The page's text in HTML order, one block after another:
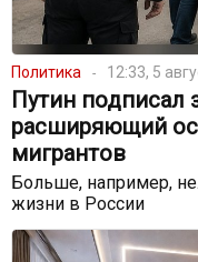
Политика 12:33, 5
Путин подписал
расширяющий
мигрантов
Больше, например,
жизни в России